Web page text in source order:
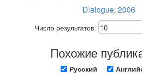
Dialogue, 2006
Число результатов:
Похожие
Русский